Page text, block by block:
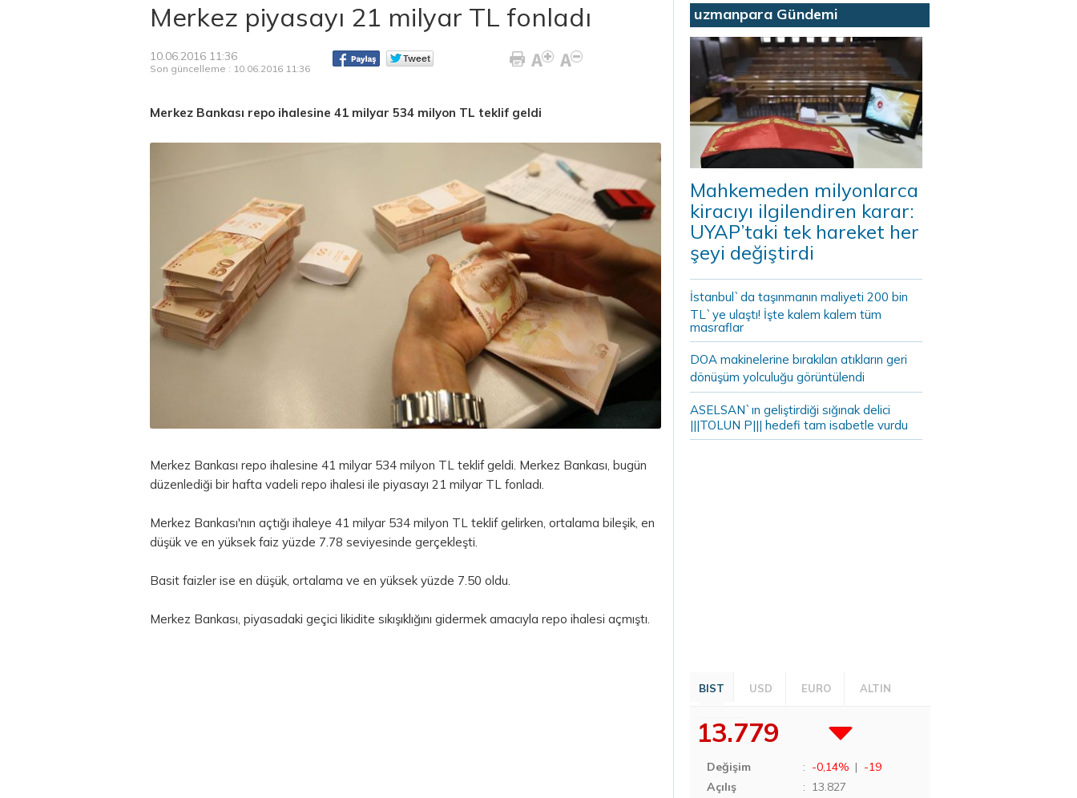
Merkez piyasayı 21 milyar TL fonladı
10.06.2016 11:36
Son güncelleme : 10.06.2016 11:36
Merkez Bankası repo ihalesine 41 milyar 534 milyon TL teklif geldi
Merkez Bankası repo ihalesine 41 milyar 534 milyon TL teklif geldi. Merkez Bankası, bugün
düzenlediği bir hafta vadeli repo ihalesi ile piyasayı 21 milyar TL fonladı.
Merkez Bankası'nın açtığı ihaleye 41 milyar 534 milyon TL teklif gelirken, ortalama bileşik, en
düşük ve en yüksek faiz yüzde 7.78 seviyesinde gerçekleşti.
Basit faizler ise en düşük, ortalama ve en yüksek yüzde 7.50 oldu.
Merkez Bankası, piyasadaki geçici likidite sıkışıklığını gidermek amacıyla repo ihalesi açmıştı.
uzmanpara Gündemi
Mahkemeden milyonlarca
kiracıyı ilgilendiren karar:
UYAP’taki tek hareket her
şeyi değiştirdi
İstanbul`da taşınmanın maliyeti 200 bin
TL`ye ulaştı! İşte kalem kalem tüm
masraflar
DOA makinelerine bırakılan atıkların geri
dönüşüm yolculuğu görüntülendi
ASELSAN`ın geliştirdiği sığınak delici
|||TOLUN P||| hedefi tam isabetle vurdu
BIST USD EURO ALTIN
13.779
Değişim : -0,14% | -19
Açılış
: 13.827